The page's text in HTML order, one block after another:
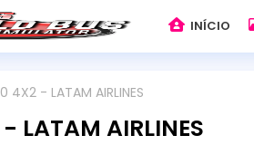
INÍCIO
4X2 - LATAM AIRLINES
LATAM AIRLINES